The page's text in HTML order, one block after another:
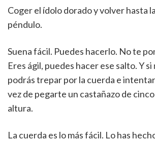
Coger el ídolo dorado y volver hasta
péndulo.
Suena fácil. Puedes hacerlo. No te
Eres ágil, puedes hacer ese salto. Y
podrás trepar por la cuerda e
vez de pegarte un castañazo de
altura.
La cuerda es lo más fácil. Lo has